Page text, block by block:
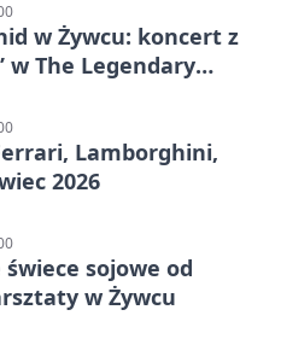
w Żywcu: koncert z
w The Legendary
Lamborghini,
2026
sojowe od
w Żywcu